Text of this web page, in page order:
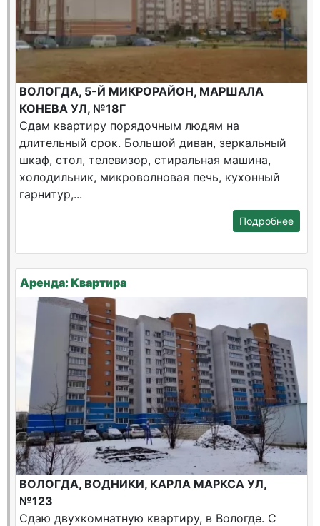
ВОЛОГДА, 5-Й МИКРОРАЙОН, МАРШАЛА
КОНЕВА УЛ, №18Г
Сдам квартиру порядочным людям на
длительный срок. Большой диван, зеркальный
шкаф, стол, телевизор, стиральная машина,
холодильник, микроволновая печь, кухонный
гарнитур,...
Подробнее
Аренда: Квартира
ВОЛОГДА, ВОДНИКИ, КАРЛА МАРКСА УЛ,
№123
Сдаю двухкомнатную квартиру, в Вологде. С